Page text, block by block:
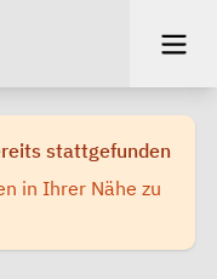
stattgefunden
in Ihrer Nähe zu